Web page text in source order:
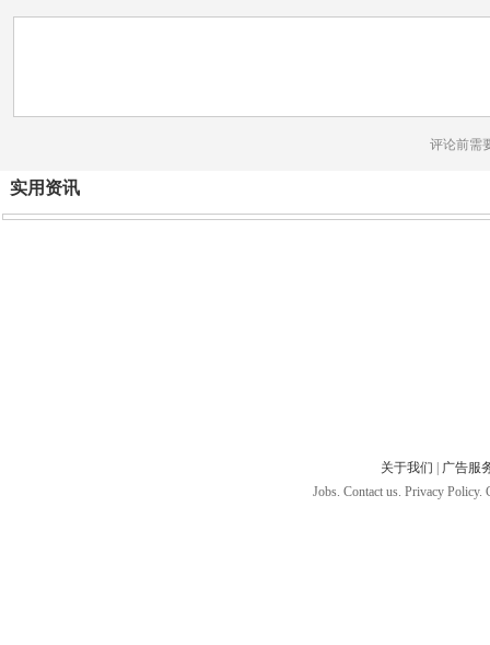
评论前需
实用资讯
关于我们
广告服
Jobs. Contact us. Privacy